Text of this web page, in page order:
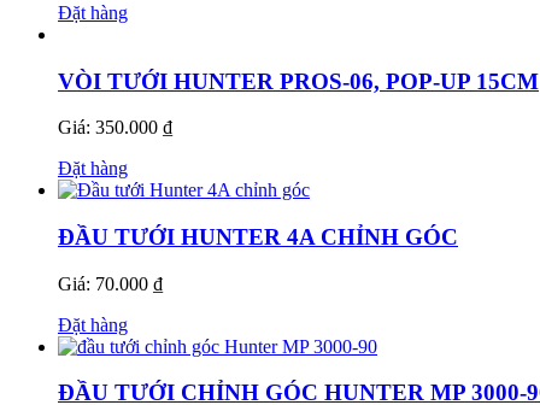
Đặt hàng
VÒI TƯỚI HUNTER PROS-06, POP-UP 15CM
Giá: 350.000 ₫
Đặt hàng
ĐẦU TƯỚI HUNTER 4A CHỈNH GÓC
Giá: 70.000 ₫
Đặt hàng
ĐẦU TƯỚI CHỈNH GÓC HUNTER MP 3000-